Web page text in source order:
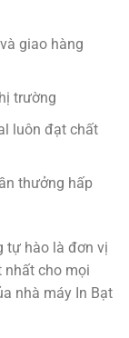
giao hàng
trường
luôn đạt chất
thưởng hấp
tự hào là đơn vị
nhất cho mọi
nhà máy In Bạt